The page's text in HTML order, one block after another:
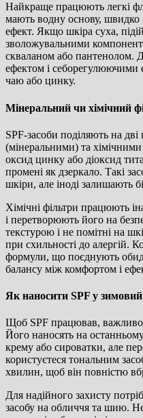
Найкраще працюють легкі
мають водну основу, швидко
ефект. Якщо шкіра суха,
зволожувальними
скваланом або пантенолом.
ефектом і себорегулюючими
чаю або цинку.
Мінеральний чи хімічний
SPF-засоби поділяють на дві
(мінеральними) та хімічними
оксид цинку або діоксид
промені як дзеркало. Такі
шкіри, але іноді залишають
Хімічні фільтри працюють
і перетворюють його на
текстурою і не помітні на
при схильності до алергій.
формули, що поєднують
балансу між комфортом і
Як наносити SPF у
Щоб SPF працював, важливо
Його наносять на
крему або сироватки, але
користуєтеся тональним
хвилин, щоб він повністю
Для надійного захисту
засобу на обличчя та шию.